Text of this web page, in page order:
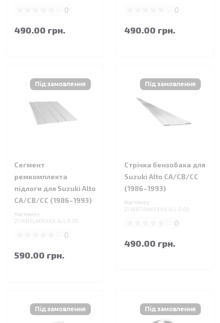
0
490.00 грн.
0
490.00 грн.
Сегмент
ремкомплекта
підлоги для Suzuki Alto
CA/CB/CC (1986–1993)
Код товару:
21.WBFLRPXXXX.ALL.0.00
0
590.00 грн.
Стрічка бензобака для
Suzuki Alto CA/CB/CC
(1986–1993)
Код товару:
21.WBTANKXXXX.ALL.0.00
0
490.00 грн.